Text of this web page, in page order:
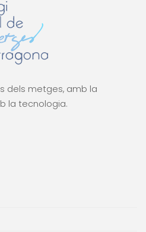
dels metges, amb la
la tecnologia.